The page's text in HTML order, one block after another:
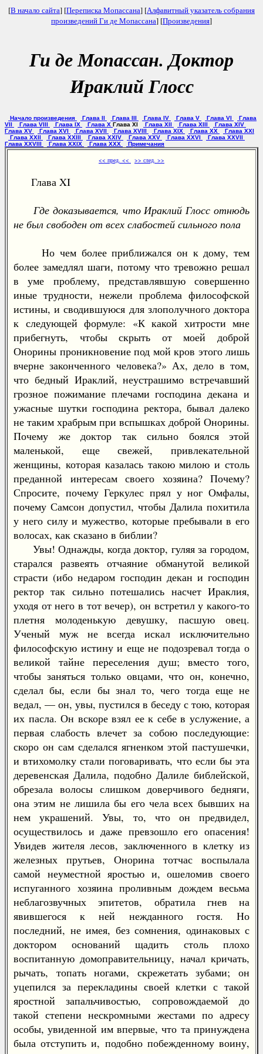
[В начало сайта] [Переписка Мопассана] [Алфавитный указатель собрания
произведений Ги де Мопассана] [Произведения]
Ги де Мопассан. Доктор
Ираклий Глосс
Начало произведения Глава II Глава III Глава IV Глава V Глава VI
Глава
VII
Глава VIII Глава IX Глава X Глава XI Глава XII Глава XIII
Глава XIV
Глава XV
Глава XVI Глава XVII Глава XVIII Глава XIX Глава XX
Глава XXI
Глава XXII
Глава XXIII Глава XXIV Глава XXV Глава XXVI
Глава XXVII
Глава XXVIII
Глава XXIX Глава XXX Примечания
<< пред. << >> след. >>
Глава XI
Где доказывается, что Ираклий Глосс отнюдь
не был свободен от всех слабостей сильного пола
Но чем более приближался он к дому, тем
более замедлял шаги, потому что тревожно решал
в уме проблему, представлявшую совершенно
иные трудности, нежели проблема философской
истины, и сводившуюся для злополучного доктора
к следующей формуле: «К какой хитрости мне
прибегнуть, чтобы скрыть от моей доброй
Онорины проникновение под мой кров этого лишь
вчерне законченного человека?» Ах, дело в том,
что бедный Ираклий, неустрашимо встречавший
грозное пожимание плечами господина декана и
ужасные шутки господина ректора, бывал далеко
не таким храбрым при вспышках доброй Онорины.
Почему же доктор так сильно боялся этой
маленькой, еще свежей, привлекательной
женщины, которая казалась такою милою и столь
преданной интересам своего хозяина? Почему?
Спросите, почему Геркулес прял у ног Омфалы,
почему Самсон допустил, чтобы Далила похитила
у него силу и мужество, которые пребывали в его
волосах, как сказано в библии?
Увы! Однажды, когда доктор, гуляя за городом,
старался развеять отчаяние обманутой великой
страсти (ибо недаром господин декан и господин
ректор так сильно потешались насчет Ираклия,
уходя от него в тот вечер), он встретил у какого-то
плетня молоденькую девушку, пасшую овец.
Ученый муж не всегда искал исключительно
философскую истину и еще не подозревал тогда о
великой тайне переселения душ; вместо того,
чтобы заняться только овцами, что он, конечно,
сделал бы, если бы знал то, чего тогда еще не
ведал, — он, увы, пустился в беседу с тою, которая
их пасла. Он вскоре взял ее к себе в услужение, а
первая слабость влечет за собою последующие:
скоро он сам сделался ягненком этой пастушечки,
и втихомолку стали поговаривать, что если бы эта
деревенская Далила, подобно Далиле библейской,
обрезала волосы слишком доверчивого бедняги,
она этим не лишила бы его чела всех бывших на
нем украшений. Увы, то, что он предвидел,
осуществилось и даже превзошло его опасения!
Увидев жителя лесов, заключенного в клетку из
железных прутьев, Онорина тотчас воспылала
самой неуместной яростью и, ошеломив своего
испуганного хозяина проливным дождем весьма
неблагозвучных эпитетов, обратила гнев на
явившегося к ней нежданного гостя. Но
последний, не имея, без сомнения, одинаковых с
доктором оснований щадить столь плохо
воспитанную домоправительницу, начал кричать,
рычать, топать ногами, скрежетать зубами; он
уцепился за перекладины своей клетки с такой
яростной запальчивостью, сопровождаемой до
такой степени нескромными жестами по адресу
особы, увиденной им впервые, что та принуждена
была отступить и, подобно побежденному воину,